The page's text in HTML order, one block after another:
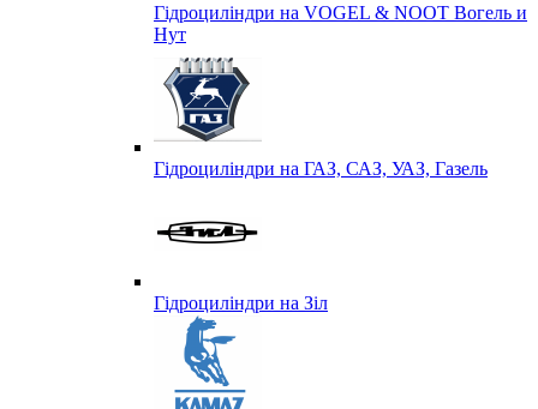
Гідроциліндри на VOGEL & NOOT Вогель и
Нут
Гідроциліндри на ГАЗ, САЗ, УАЗ, Газель
Гідроциліндри на Зіл